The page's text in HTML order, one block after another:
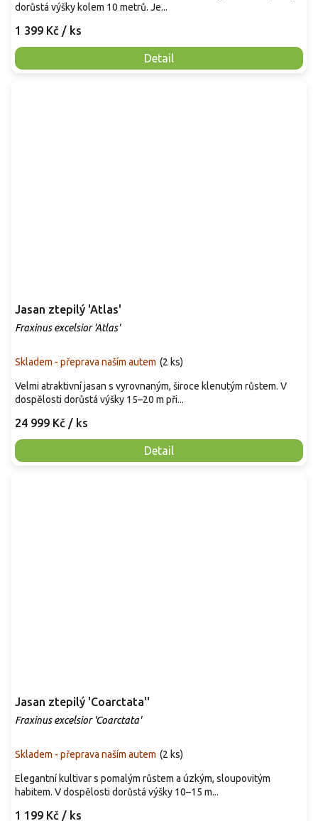
1 399 Kč / ks
Detail
dorůstá výšky kolem 10 metrů. Je...
Jasan ztepilý 'Atlas'
Fraxinus excelsior 'Atlas'
Skladem - přeprava naším autem (2 ks)
24 999 Kč / ks
Detail
Velmi atraktivní jasan s vyrovnaným, široce klenutým růstem. V
dospělosti dorůstá výšky 15–20 m při...
Jasan ztepilý 'Coarctata''
Fraxinus excelsior 'Coarctata'
Skladem - přeprava naším autem (2 ks)
1 199 Kč / ks
Elegantní kultivar s pomalým růstem a úzkým, sloupovitým
habitem. V dospělosti dorůstá výšky 10–15 m...